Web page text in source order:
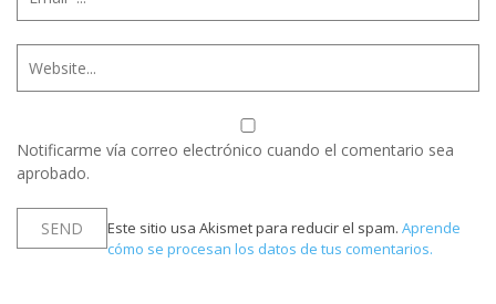
Notificarme vía correo electrónico cuando el comentario sea
aprobado.
Este sitio usa Akismet para reducir el spam. Aprende
cómo se procesan los datos de tus comentarios.